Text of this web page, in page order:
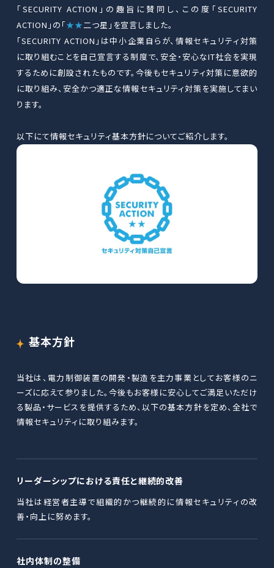
「SECURITY ACTION」の趣旨に賛同し、この度「SECURITY
ACTION」の「★★二つ星」を宣言しました。
「SECURITY ACTION」は中小企業自らが、情報セキュリティ対策
に取り組むことを自己宣言する制度で、安全・安心なIT社会を実現
するために創設されたものです。今後もセキュリティ対策に意欲的
に取り組み、安全かつ適正な情報セキュリティ対策を実施してまい
ります。
以下にて情報セキュリティ基本方針についてご紹介します。
基本方針
当社は、電力制御装置の開発・製造を主力事業としてお客様のニ
ーズに応えて参りました。今後もお客様に安心してご満足いただけ
る製品・サービスを提供するため、以下の基本方針を定め、全社で
情報セキュリティに取り組みます。
リーダーシップにおける責任と継続的改善
当社は経営者主導で組織的かつ継続的に情報セキュリティの改
善・向上に努めます。
社内体制の整備